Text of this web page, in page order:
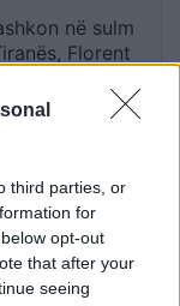
third parties, or
for
opt-out
that after your
seeing
në sulm
Florent
Kërçovë,
dhe
një tjetër